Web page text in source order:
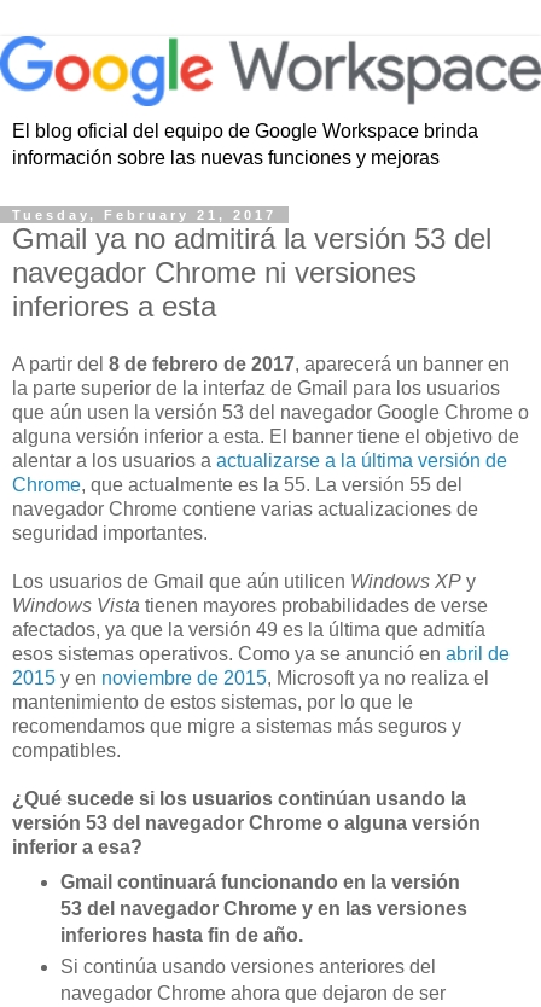
El blog oficial del equipo de Google Workspace brinda
información sobre las nuevas funciones y mejoras
Tuesday, February 21, 2017
Gmail ya no admitirá la versión 53 del
navegador Chrome ni versiones
inferiores a esta
A partir del 8 de febrero de 2017, aparecerá un banner en
la parte superior de la interfaz de Gmail para los usuarios
que aún usen la versión 53 del navegador Google Chrome o
alguna versión inferior a esta. El banner tiene el objetivo de
alentar a los usuarios a actualizarse a la última versión de
Chrome, que actualmente es la 55. La versión 55 del
navegador Chrome contiene varias actualizaciones de
seguridad importantes.
Los usuarios de Gmail que aún utilicen Windows XP y
Windows Vista tienen mayores probabilidades de verse
afectados, ya que la versión 49 es la última que admitía
esos sistemas operativos. Como ya se anunció en abril de
2015 y en noviembre de 2015, Microsoft ya no realiza el
mantenimiento de estos sistemas, por lo que le
recomendamos que migre a sistemas más seguros y
compatibles.
¿Qué sucede si los usuarios continúan usando la
versión 53 del navegador Chrome o alguna versión
inferior a esa?
Gmail continuará funcionando en la versión
53 del navegador Chrome y en las versiones
inferiores hasta fin de año.
Si continúa usando versiones anteriores del
navegador Chrome ahora que dejaron de ser